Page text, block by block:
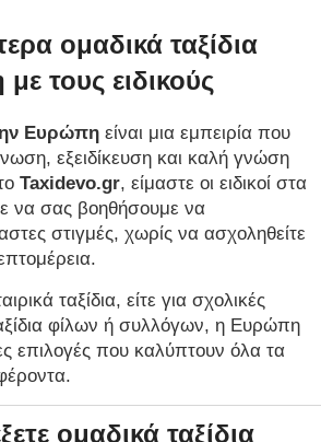
ομαδικά ταξίδια
τους ειδικούς
Ευρώπη είναι μια εμπειρία που
εξειδίκευση και καλή γνώση
Taxidevo.gr, είμαστε οι ειδικοί στα
να σας βοηθήσουμε να
στιγμές, χωρίς να ασχοληθείτε
ταξίδια, είτε για σχολικές
φίλων ή συλλόγων, η Ευρώπη
επιλογές που καλύπτουν όλα τα
ομαδικά ταξίδια